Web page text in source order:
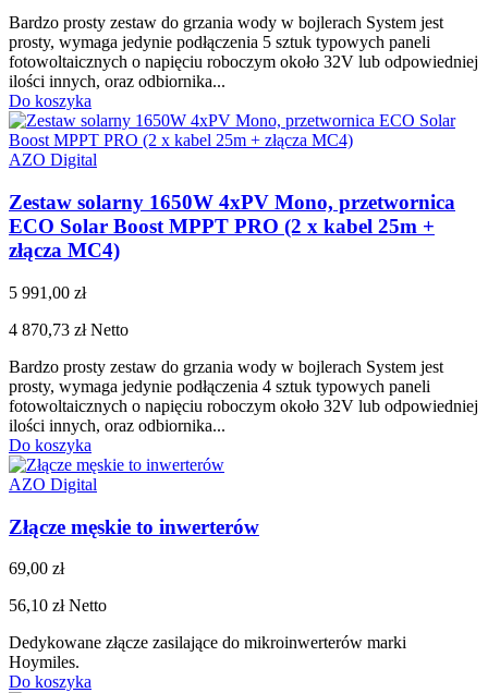
Bardzo prosty zestaw do grzania wody w bojlerach System jest
prosty, wymaga jedynie podłączenia 5 sztuk typowych paneli
fotowoltaicznych o napięciu roboczym około 32V lub odpowiedniej
ilości innych, oraz odbiornika...
Do koszyka
AZO Digital
Zestaw solarny 1650W 4xPV Mono, przetwornica
ECO Solar Boost MPPT PRO (2 x kabel 25m +
złącza MC4)
5 991,00 zł
4 870,73 złNetto
Bardzo prosty zestaw do grzania wody w bojlerach System jest
prosty, wymaga jedynie podłączenia 4 sztuk typowych paneli
fotowoltaicznych o napięciu roboczym około 32V lub odpowiedniej
ilości innych, oraz odbiornika...
Do koszyka
AZO Digital
Złącze męskie to inwerterów
69,00 zł
56,10 złNetto
Dedykowane złącze zasilające do mikroinwerterów marki
Hoymiles.
Do koszyka